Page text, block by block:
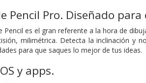
Pencil Pro. Diseñado
Pencil es el gran referente a la hora de
milimétrica. Detecta la inclinación y
para que saques lo mejor de tus ideas.
y apps.